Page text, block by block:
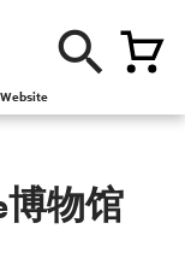
博物馆